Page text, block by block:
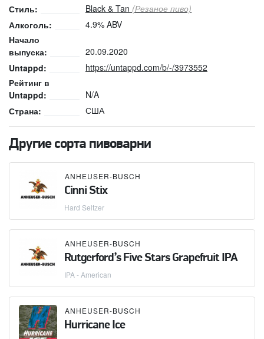
Стиль:
Black & Tan (Резаное пиво)
Алкоголь:
4.9% ABV
Начало
выпуска:
20.09.2020
Untappd:
https://untappd.com/b/-/3973552
Рейтинг в
Untappd:
N/A
Страна:
США
Другие сорта пивоварни
ANHEUSER-BUSCH
Cinni Stix
Hard Seltzer
ANHEUSER-BUSCH
Rutgerford’s Five Stars Grapefruit IPA
IPA - American
ANHEUSER-BUSCH
Hurricane Ice